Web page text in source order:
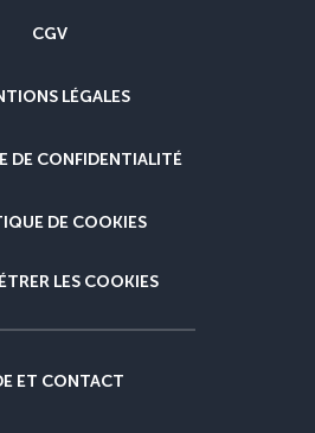
CGV
LÉGALES
DE CONFIDENTIALITÉ
DE COOKIES
LES COOKIES
ET CONTACT